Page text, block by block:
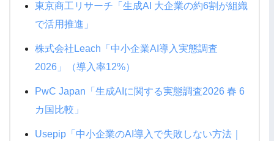
東京商工リサーチ「生成AI 大企業の約6割が組織
で活用推進」
株式会社Leach「中小企業AI導入実態調査
2026」（導入率12%）
PwC Japan「生成AIに関する実態調査2026 春 6
カ国比較」
Usepip「中小企業のAI導入で失敗しない方法｜